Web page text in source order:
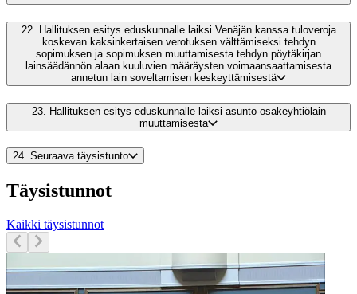
22.
Hallituksen esitys eduskunnalle laiksi Venäjän kanssa tuloveroja
koskevan kaksinkertaisen verotuksen välttämiseksi tehdyn
sopimuksen ja sopimuksen muuttamisesta tehdyn pöytäkirjan
lainsäädännön alaan kuuluvien määräysten voimaansaattamisesta
annetun lain soveltamisen keskeyttämisestä
23. Hallituksen esitys eduskunnalle laiksi asunto-osakeyhtiölain
muuttamisesta
24. Seuraava täysistunto
Täysistunnot
Kaikki täysistunnot